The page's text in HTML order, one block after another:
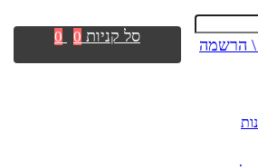
\ הרשמה סל קניות 0
0